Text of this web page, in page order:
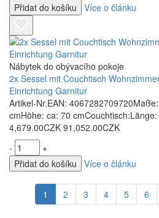
Přidat do košíku
Více o článku
Nábytek do obývacího pokoje
2x Sessel mit Couchtisch
Einrichtung Garnitur
Artikel-Nr.EAN:
cmHöhe: ca: 70
4,679.00CZK 91,052.00CZK
-
+
Přidat do košíku
Více o článku
1 2 3 4 5 6